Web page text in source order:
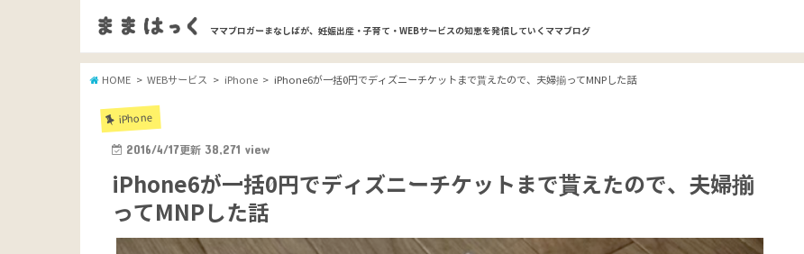
ママブロガーまなしばが、妊娠出産・子育て・WEBサービスの知恵を発信していくママブログ
HOME WEBサービス iPhone iPhone6が一括0円でディズニーチケットまで貰えたので、夫婦揃ってMNPした話
iPhone
2016/4/17更新 38,271 view
iPhone6が一括0円でディズニーチケットまで貰えたので、夫婦揃
ってMNPした話